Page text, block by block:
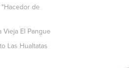
de
Vieja El Pangue
Las Hualtatas